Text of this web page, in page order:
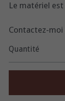
Le matériel
Contactez-moi
Quantité